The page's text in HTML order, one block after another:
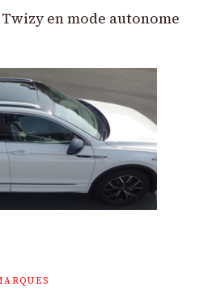
Twizy en mode autonome